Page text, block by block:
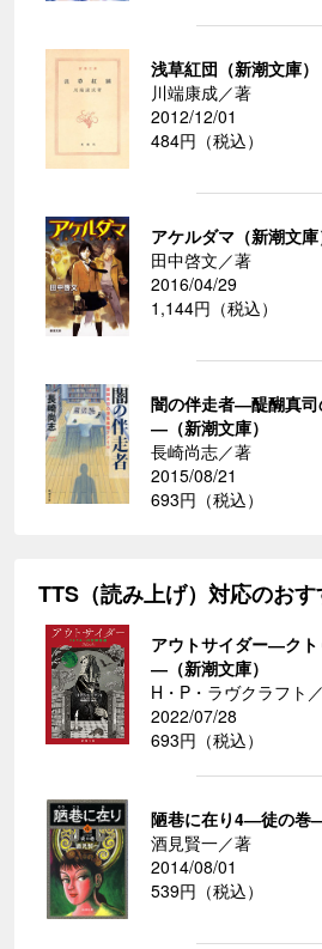
浅草紅団（新潮文庫）
川端康成／著
2012/12/01
484円（税込）
アケルダマ（新潮文庫
田中啓文／著
2016/04/29
1,144円（税込）
闇の伴走者―醍醐真
―（新潮文庫）
長崎尚志／著
2015/08/21
693円（税込）
TTS（読み上げ）対応のお
アウトサイダー―ク
―（新潮文庫）
H・P・ラヴクラフト
2022/07/28
693円（税込）
陋巷に在り4―徒の巻
酒見賢一／著
2014/08/01
539円（税込）